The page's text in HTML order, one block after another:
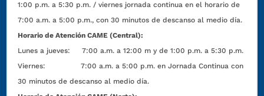
1:00 p.m. a 5:30 p.m. / viernes jornada continua en el horario de
7:00 a.m. a 5:00 p.m., con 30 minutos de descanso al medio día.
Horario de Atención CAME (Central):
Lunes a jueves: 7:00 a.m. a 12:00 m y de 1:00 p.m. a 5:30 p.m.
Viernes: 7:00 a.m. a 5:00 p.m. en Jornada Continua con
30 minutos de descanso al medio día.